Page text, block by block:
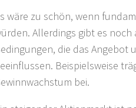
wäre zu schön, wenn
Allerdings gibt es noch
die das Angebot
Beispielsweise
bei.